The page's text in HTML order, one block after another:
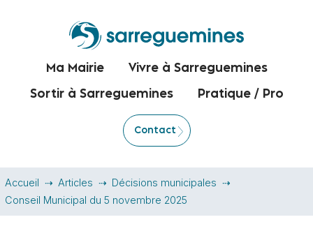
Ma Mairie Vivre à Sarreguemines
Sortir à Sarreguemines Pratique / Pro
Contact
Accueil Articles
Décisions municipales
Conseil Municipal du 5 novembre 2025